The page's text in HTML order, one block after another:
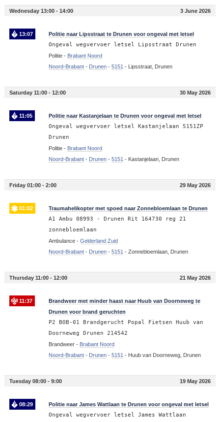
Wednesday 13:00 - 14:00 3 June 2026
13:07 Politie naar Lipsstraat te Drunen voor ongeval met letsel
Ongeval wegvervoer letsel Lipsstraat Drunen
Politie - Brabant Noord
Noord-Brabant- Drunen- 5151 - Lipsstraat, Drunen
Saturday 11:00 - 12:00 30 May 2026
11:05 Politie naar Kastanjelaan te Drunen voor ongeval met letsel
Ongeval wegvervoer letsel Kastanjelaan 5151ZP
Drunen
Politie - Brabant Noord
Noord-Brabant- Drunen- 5151 - Kastanjelaan, Drunen
Friday 01:00 - 2:00 29 May 2026
01:02 Traumahelikopter met spoed naar Zonnebloemlaan te Drunen
A1 Ambu 08993 - Drunen Rit 164730 reg 21
zonnebloemlaan
Ambulance - Gelderland Zuid
Noord-Brabant- Drunen- 5151 - Zonnebloemlaan, Drunen
Thursday 11:00 - 12:00 21 May 2026
11:37
Brandweer met minder haast naar Huub van Doorneweg te
Drunen voor brand geruchten
P2 BOB-01 Brandgerucht Popal Fietsen Huub van
Doorneweg Drunen 214542
Brandweer - Brabant Noord
Noord-Brabant- Drunen- 5151 - Huub van Doorneweg, Drunen
Tuesday 08:00 - 9:00 19 May 2026
08:29 Politie naar James Wattlaan te Drunen voor ongeval met letsel
Ongeval wegvervoer letsel James Wattlaan